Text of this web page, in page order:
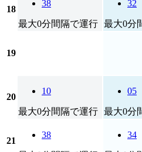
18
38
最大0分間隔で運行
32
最大0分
19
20
10
最大0分間隔で運行
05
最大0分
21
38 34